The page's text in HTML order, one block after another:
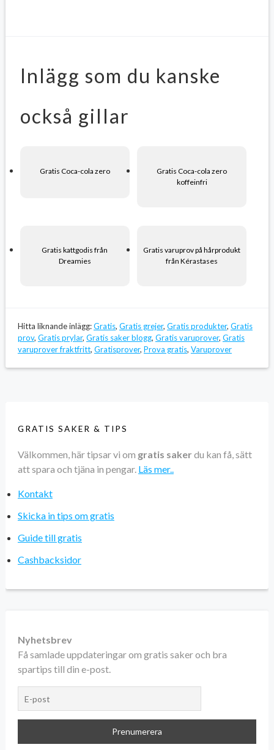
Inlägg som du kanske
också gillar
Gratis Coca-cola zero
Gratis Coca-cola zero
koffeinfri
Gratis kattgodis från
Dreamies
Gratis varuprov på hårprodukt
från Kérastases
Hitta liknande inlägg:Gratis, Gratis grejer, Gratis produkter, Gratis
prov, Gratis prylar, Gratis saker blogg, Gratis varuprover, Gratis
varuprover fraktfritt, Gratisprover, Prova gratis, Varuprover
GRATIS SAKER & TIPS
Välkommen, här tipsar vi om gratis saker du kan få, sätt
att spara och tjäna in pengar. Läs mer..
Kontakt
Skicka in tips om gratis
Guide till gratis
Cashbacksidor
Nyhetsbrev
Få samlade uppdateringar om gratis saker och bra
spartips till din e-post.